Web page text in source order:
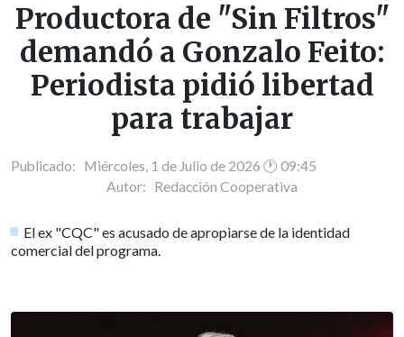
Productora de "Sin Filtros"
demandó a Gonzalo Feito:
Periodista pidió libertad
para trabajar
Publicado: Miércoles, 1 de Julio de 2026 🕐 09:45
Autor: Redacción Cooperativa
El ex "CQC" es acusado de apropiarse de la identidad
comercial del programa.